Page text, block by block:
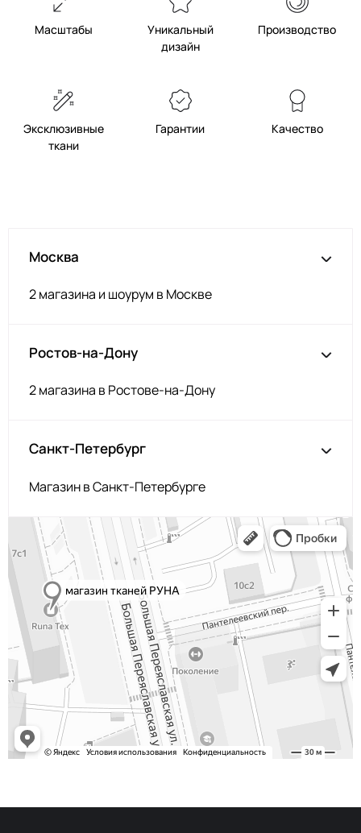
Масштабы
Уникальный
дизайн
Производство
Эксклюзивные
ткани
Гарантии Качество
Москва
2 магазина и шоурум в Москве
Ростов-на-Дону
2 магазина в Ростове-на-Дону
Санкт-Петербург
Магазин в Санкт-Петербурге